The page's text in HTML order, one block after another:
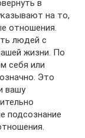
в
на то,
отношения.
людей с
жизни. По
себя или
Это
вашу
подсознание